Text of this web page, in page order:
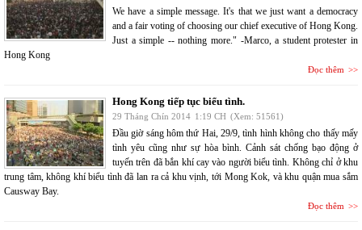
We have a simple message. It's that we just want a democracy
and a fair voting of choosing our chief executive of Hong Kong.
Just a simple -- nothing more." -Marco, a student protester in
Hong Kong
Đọc thêm
Hong Kong tiếp tục biểu tình.
29 Tháng Chín 2014 1:19 CH (Xem: 51561)
Đầu giờ sáng hôm thứ Hai, 29/9, tình hình không cho thấy mấy
tình yêu cũng như sự hòa bình. Cảnh sát chống bạo động ở
tuyến trên đã bắn khí cay vào người biểu tình. Không chỉ ở khu
trung tâm, không khí biểu tình đã lan ra cả khu vịnh, tới Mong Kok, và khu quận mua sắm
Causway Bay.
Đọc thêm